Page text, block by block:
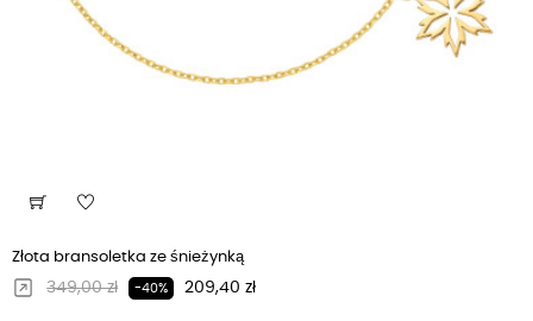
Złota bransoletka ze śnieżynką
Regularna cena
349,00 zł -40% Cena
209,40 zł